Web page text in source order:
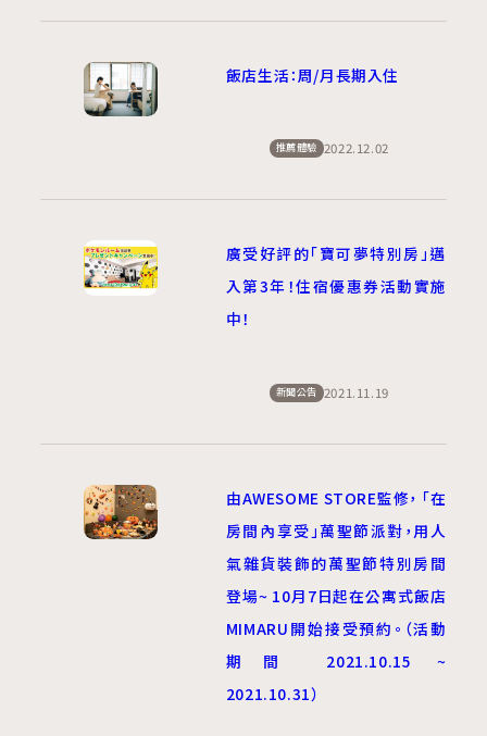
飯店生活：周/月長期入住
推薦體驗 2022.12.02
廣受好評的「寶可夢特別房」邁
入第3年！住宿優惠券活動實施
中！
新聞公告 2021.11.19
由AWESOME STORE監修， 「在
房間內享受」萬聖節派對，用人
氣雜貨裝飾的萬聖節特別房間
登場~ 10月7日起在公寓式飯店
MIMARU開始接受預約。（活動
期間 2021.10.15 ~
2021.10.31）